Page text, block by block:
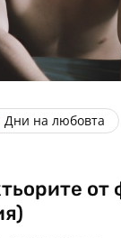
Дни на любовта
от